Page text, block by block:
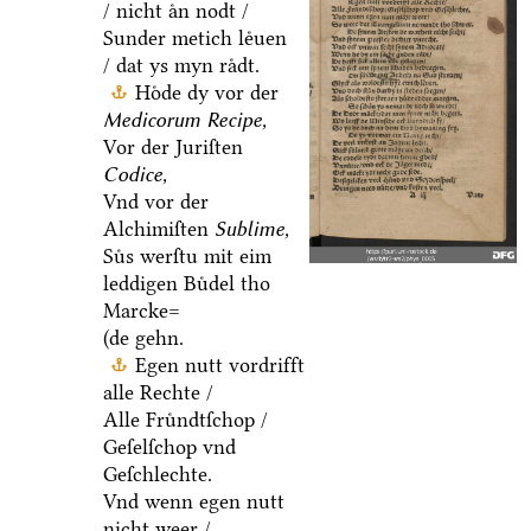
/ nicht aͤn nodt /
Sunder metich leͤuen
/ dat ys myn raͤdt.
Hoͤde dy vor der
Medicorum Recipe,
Vor der Juriſten
Codice,
Vnd vor der
Alchimiſten Sublime,
Suͤs werſtu mit eim
leddigen Buͤdel tho
Marcke=
(de gehn.
Egen nutt vordrifft
alle Rechte /
Alle Fruͤndtſchop /
Geſelſchop vnd
Geſchlechte.
Vnd wenn egen nutt